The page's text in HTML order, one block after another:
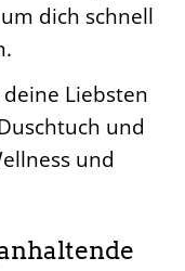
dich schnell
Liebsten
und
und